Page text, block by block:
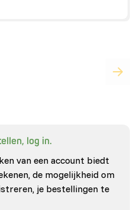
log in.
van een account biedt
de mogelijkheid om
je bestellingen te